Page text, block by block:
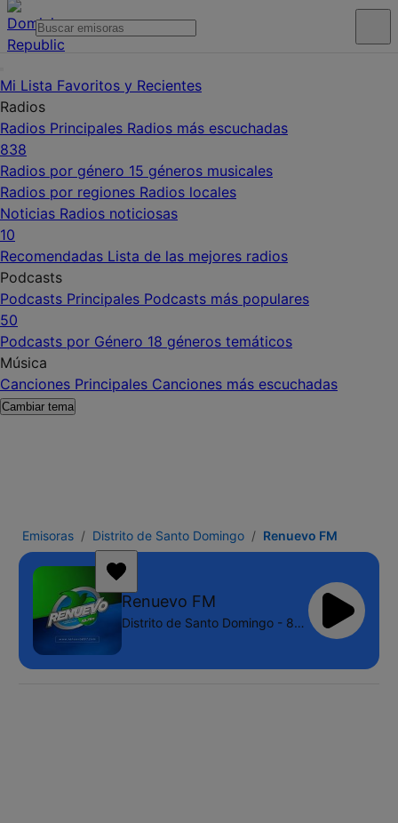
Mi Lista Favoritos y Recientes
Radios
Radios Principales Radios más escuchadas
838
Radios por género 15 géneros musicales
Radios por regiones Radios locales
Noticias Radios noticiosas
10
Recomendadas Lista de las mejores radios
Podcasts
Podcasts Principales Podcasts más populares
50
Podcasts por Género 18 géneros temáticos
Música
Canciones Principales Canciones más escuchadas
Cambiar tema
Emisoras Distrito de Santo Domingo Renuevo FM
Renuevo FM
Distrito de Santo Domingo - 89.7 FM